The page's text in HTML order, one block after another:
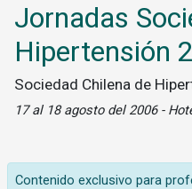
Jornadas
Hipertensión
Sociedad Chilena de
17 al 18 agosto del 2006 -
Contenido exclusivo para